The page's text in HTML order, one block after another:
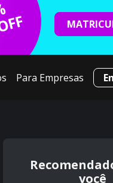
Para Empresas
você